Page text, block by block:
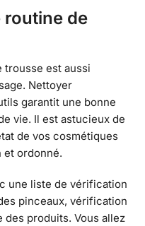
routine de
trousse est aussi
Nettoyer
garantit une bonne
vie. Il est astucieux de
de vos cosmétiques
et ordonné.
une liste de vérification
pinceaux, vérification
des produits. Vous allez